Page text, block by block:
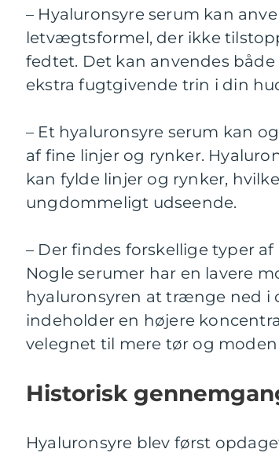
– Hyaluronsyre serum kan
letvægtsformel, der ikke
fedtet. Det kan anvendes
ekstra fugtgivende trin i din
– Et hyaluronsyre serum kan
af fine linjer og rynker.
kan fylde linjer og rynker,
ungdommeligt udseende.
– Der findes forskellige typer
Nogle serumer har en lavere
hyaluronsyren at trænge ned i
indeholder en højere
velegnet til mere tør og
Historisk
Hyaluronsyre blev først